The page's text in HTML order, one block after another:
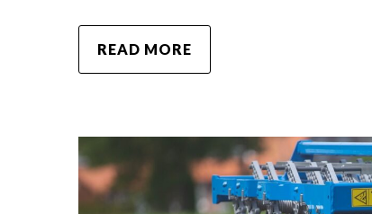
READ MORE